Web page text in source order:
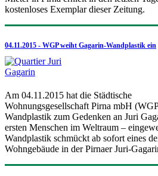
kostenloses Exemplar dieser Zeitung.
04.11.2015 - WGP weiht Gagarin-Wandplastik ein
Am 04.11.2015 hat die Städtische
Wohnungsgesellschaft Pirna mbH
Wandplastik zum Gedenken an Juri
ersten Menschen im Weltraum –
Wandplastik schmückt ab sofort eines
Wohngebäude in der Pirnaer Juri-